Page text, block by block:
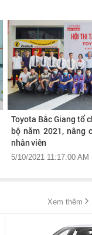
Toyota Bắc Giang tổ
bộ năm 2021, nâng
nhân viên
5/10/2021 11:17:00 AM
Xem thêm